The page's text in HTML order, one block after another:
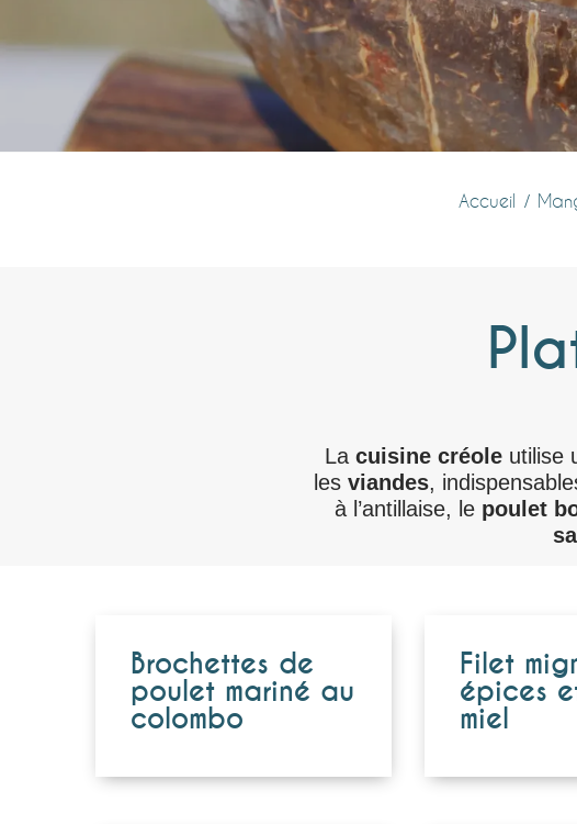
Accueil
La cuisine créoleutilise
les viandes,
à l’antillaise, le poulet
Brochettes de
poulet mariné au
colombo
Filet
épices
miel